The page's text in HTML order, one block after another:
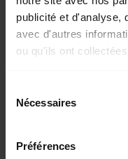
publicité et d'analyse,
avec d'autres
ou qu'ils ont
Nécessaires
Préférences
Guide
Anglais
Retrouvez